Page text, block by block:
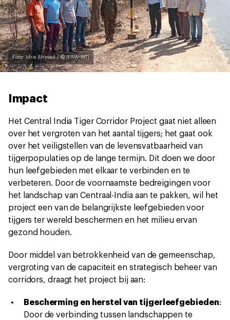
Foto: Idris Ahmed / © IFAW-WTI
Impact
Het Central India Tiger Corridor Project gaat niet alleen
over het vergroten van het aantal tijgers; het gaat ook
over het veiligstellen van de levensvatbaarheid van
tijgerpopulaties op de lange termijn. Dit doen we door
hun leefgebieden met elkaar te verbinden en te
verbeteren. Door de voornaamste bedreigingen voor
het landschap van Centraal-India aan te pakken, wil het
project een van de belangrijkste leefgebieden voor
tijgers ter wereld beschermen en het milieu ervan
gezond houden.
Door middel van betrokkenheid van de gemeenschap,
vergroting van de capaciteit en strategisch beheer van
corridors, draagt het project bij aan:
Bescherming en herstel van tijgerleefgebieden:
Door de verbinding tussen landschappen te